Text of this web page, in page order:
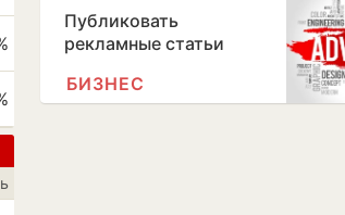
Публиковать
рекламные статьи
БИЗНЕС